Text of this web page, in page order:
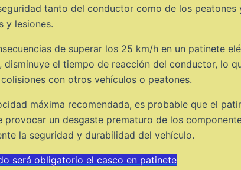
tanto del conductor como de los
y lesiones.
de superar los 25 km/h en un patinete
disminuye el tiempo de reacción del conductor, lo
con otros vehículos o peatones.
máxima recomendada, es probable que el
provocar un desgaste prematuro de los
la seguridad y durabilidad del vehículo.
será obligatorio el casco en patinete